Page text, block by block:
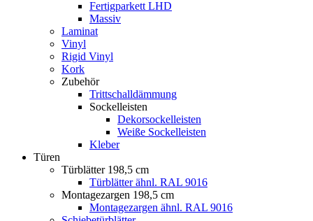
Fertigparkett LHD
Massiv
Laminat
Vinyl
Rigid Vinyl
Kork
Zubehör
Trittschalldämmung
Sockelleisten
Dekorsockelleisten
Weiße Sockelleisten
Kleber
Türen
Türblätter 198,5 cm
Türblätter ähnl. RAL 9016
Montagezargen 198,5 cm
Montagezargen ähnl. RAL 9016